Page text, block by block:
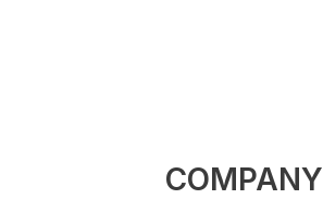
COMPANY